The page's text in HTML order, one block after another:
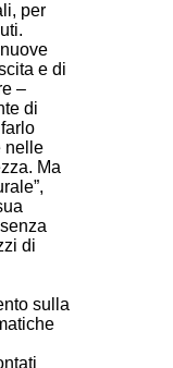
per
e di
–
di
nelle
Ma
di
sulla